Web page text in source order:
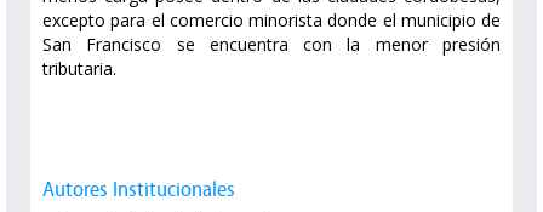
excepto para el comercio minorista donde el municipio de
San Francisco se encuentra con la menor presión
tributaria.
Autores Institucionales